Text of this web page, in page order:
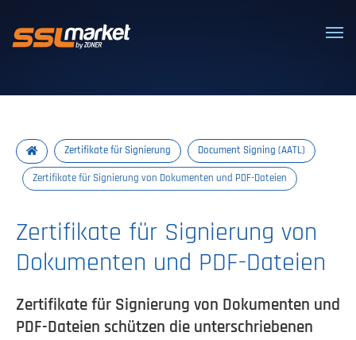
Vertrauenswürdige SSL/TLS-
Zertifikate für Signierung Document Signing (AATL)
Zertifikate für Signierung von Dokumenten und PDF-Dateien
Zertifikate für Signierung von
Dokumenten und PDF-Dateien
Zertifikate für Signierung von Dokumenten und
PDF-Dateien schützen die unterschriebenen